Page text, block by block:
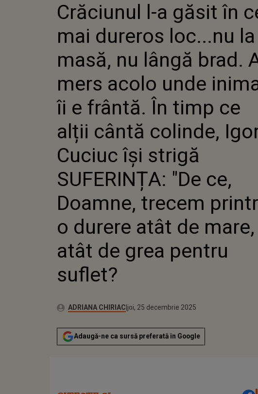
LOC...NU LA MASĂ,
LÂNGĂ BRAD. A
ACOLO UNDE INIMA
FRÂNTĂ. ÎN TIMP CE
ALȚII CÂNTĂ
IGOR CUCIUC ÎȘI
STRIGĂ SUFERINȚA:
CE, DOAMNE,
PRINTR-O DURERE
PENTRU SUFLET?
Crăciunul l-a găsit în
mai dureros loc...nu la
masă, nu lângă brad.
mers acolo unde
îi e frântă. În timp ce
alții cântă colinde,
Cuciuc își strigă
SUFERINȚA: "De ce,
Doamne, trecem
o durere atât de mare,
atât de grea pentru
suflet?
Autor:ADRIANA CHIRIACPublicat:
joi, 25 decembrie 2025
Actualizat:
joi, 25 decembrie 2025
Adaugă-ne ca sursă preferată în Google